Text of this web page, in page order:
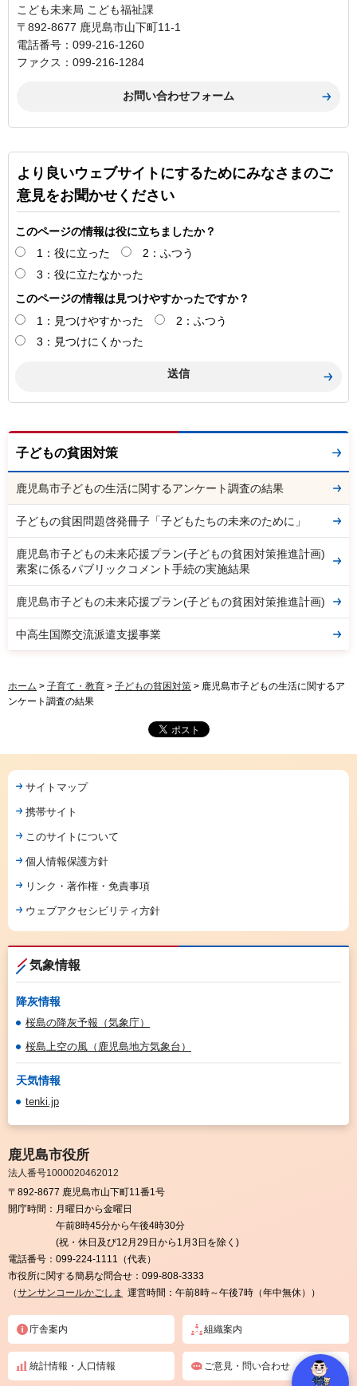
こども未来局 こども福祉課
〒892-8677 鹿児島市山下町11-1
電話番号：099-216-1260
ファクス：099-216-1284
より良いウェブサイトにするためにみなさまのご
意見をお聞かせください
このページの情報は役に立ちましたか？
1：役に立った
2：ふつう
3：役に立たなかった
このページの情報は見つけやすかったですか？
1：見つけやすかった
2：ふつう
3：見つけにくかった
子どもの貧困対策
鹿児島市子どもの生活に関するアンケート調査の結果
子どもの貧困問題啓発冊子「子どもたちの未来のために」
鹿児島市子どもの未来応援プラン(子どもの貧困対策推進計画)
素案に係るパブリックコメント手続の実施結果
鹿児島市子どもの未来応援プラン(子どもの貧困対策推進計画)
中高生国際交流派遣支援事業
ホーム > 子育て・教育 > 子どもの貧困対策 > 鹿児島市子どもの生活に関するア
ンケート調査の結果
サイトマップ
携帯サイト
このサイトについて
個人情報保護方針
リンク・著作権・免責事項
ウェブアクセシビリティ方針
気象情報
降灰情報
桜島の降灰予報（気象庁）
桜島上空の風（鹿児島地方気象台）
天気情報
tenki.jp
鹿児島市役所
法人番号1000020462012
〒892-8677 鹿児島市山下町11番1号
開庁時間： 月曜日から金曜日
午前8時45分から午後4時30分
(祝・休日及び12月29日から1月3日を除く)
電話番号： 099-224-1111（代表）
市役所に関する簡易な問合せ： 099-808-3333
（サンサンコールかごしま 運営時間：午前8時～午後7時（年中無休））
庁舎案内 組織案内
統計情報・人口情報 ご意見・問い合わせ